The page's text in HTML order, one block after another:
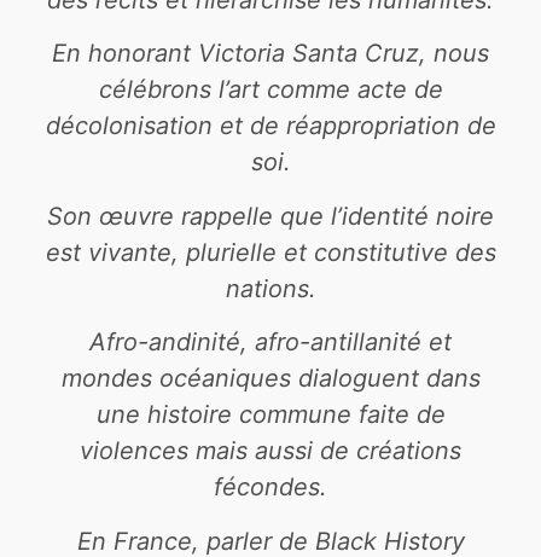
En honorant Victoria Santa Cruz, nous
célébrons l’art comme acte de
décolonisation et de réappropriation de
soi.
Son œuvre rappelle que l’identité noire
est vivante, plurielle et constitutive des
nations.
Afro-andinité, afro-antillanité et
mondes océaniques dialoguent dans
une histoire commune faite de
violences mais aussi de créations
fécondes.
En France, parler de Black History